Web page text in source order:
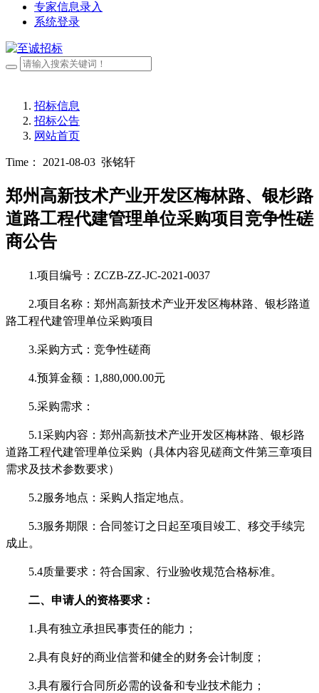
专家信息录入
系统登录
招标信息
招标公告
网站首页
Time： 2021-08-03 张铭轩
郑州高新技术产业开发区梅林路、银杉路
道路工程代建管理单位采购项目竞争性磋
商公告
1.项目编号： ZCZB-ZZ-JC-2021-0037
2.项目名称：郑州高新技术产业开发区梅林路、银杉路道
路工程代建管理单位采购项目
3.采购方式：竞争性磋商
4.预算金额：1,880,000.00元
5.采购需求：
5.1采购内容：郑州高新技术产业开发区梅林路、银杉路
道路工程代建管理单位采购（具体内容见磋商文件第三章项目
需求及技术参数要求）
5.2服务地点：采购人指定地点。
5.3服务期限： 合同签订之日起至项目竣工
移交手续完
成止 。
5.4质量要求：符合国家、行业验收规范合格标准。
二、申请人的资格要求：
1.具有独立承担民事责任的能力；
2.具有良好的商业信誉和健全的财务会计制度；
3.具有履行合同所必需的设备和专业技术能力；